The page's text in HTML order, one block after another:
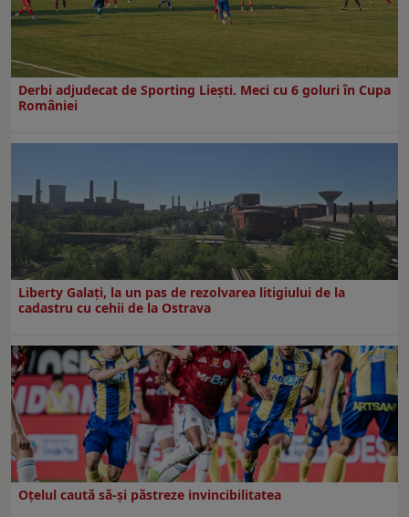
Derbi adjudecat de Sporting Liești. Meci cu 6 goluri în Cupa
României
Liberty Galați, la un pas de rezolvarea litigiului de la
cadastru cu cehii de la Ostrava
Oțelul caută să-și păstreze invincibilitatea